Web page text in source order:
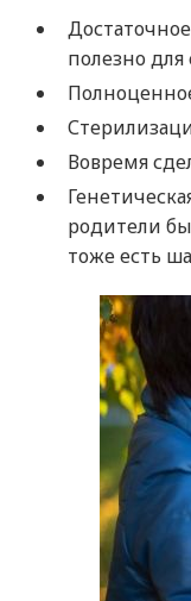
полезно для
Вовремя
родители
тоже есть